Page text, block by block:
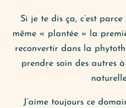
Si je te dis ça, c’est
même « plantée » la
reconvertir dans la
prendre soin des autres
J’aime toujours ce